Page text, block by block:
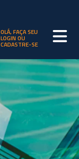
OLÁ, FAÇA SEU
LOGIN OU
CADASTRE-SE